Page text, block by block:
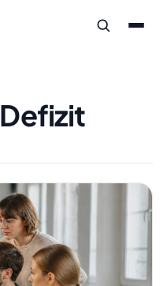
Defizit